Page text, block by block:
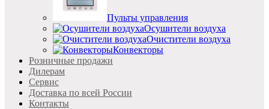
Пульты управления
Осушители воздуха
Очистители воздуха
Конвекторы
Розничные продажи
Дилерам
Cервис
Доставка по всей России
Контакты